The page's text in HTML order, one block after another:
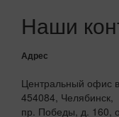
Наши
Адрес
Центральный офис
454084, Челябинск,
пр. Победы, д. 160,